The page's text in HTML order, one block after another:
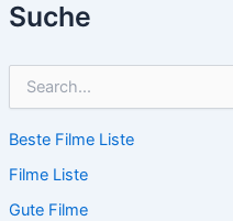
Suche
h
n
n
Beste Filme Liste
Filme Liste
Gute Filme